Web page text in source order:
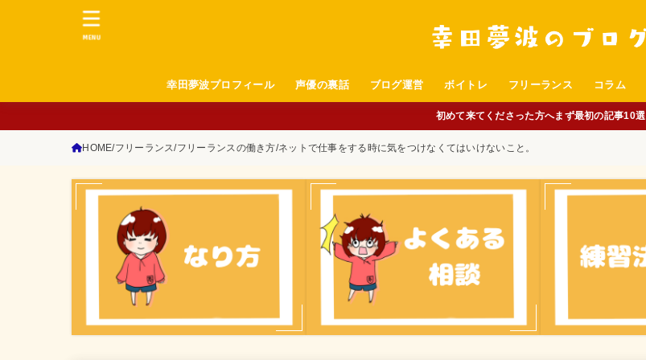
幸田夢波プロフィール 声優の裏話 ブログ運営 ボイトレ フリーランス コラム
MENU
初めて来てくださった方へまず最初の記事10選
HOME フリーランス フリーランスの働き方 ネットで仕事をする時に気をつけなくてはいけないこと。